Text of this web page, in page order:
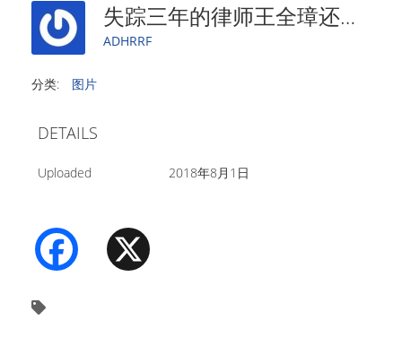
失踪三年的律师王全璋还活着：在牢中
ADHRRF
分类: 图片
DETAILS
Uploaded 2018年8月1日
Facebook